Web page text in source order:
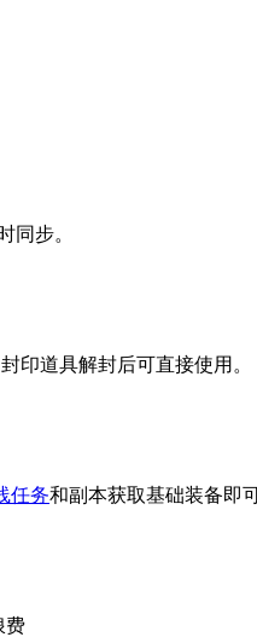
同步。
印道具解封后可直接使用。
任务和副本获取基础装备即可
费